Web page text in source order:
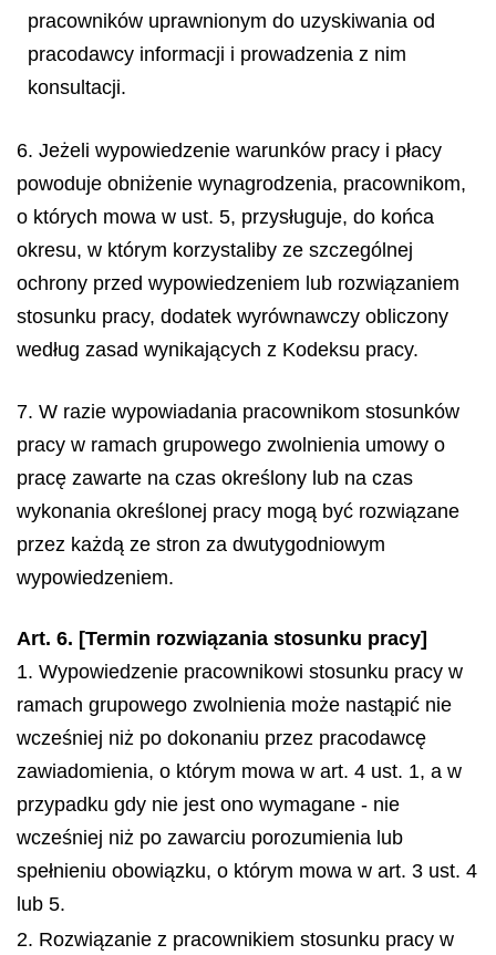
pracowników uprawnionym do uzyskiwania od
pracodawcy informacji i prowadzenia z nim
konsultacji.
6. Jeżeli wypowiedzenie warunków pracy i płacy
powoduje obniżenie wynagrodzenia, pracownikom,
o których mowa w ust. 5, przysługuje, do końca
okresu, w którym korzystaliby ze szczególnej
ochrony przed wypowiedzeniem lub rozwiązaniem
stosunku pracy, dodatek wyrównawczy obliczony
według zasad wynikających z Kodeksu pracy.
7. W razie wypowiadania pracownikom stosunków
pracy w ramach grupowego zwolnienia umowy o
pracę zawarte na czas określony lub na czas
wykonania określonej pracy mogą być rozwiązane
przez każdą ze stron za dwutygodniowym
wypowiedzeniem.
Art. 6. [Termin rozwiązania stosunku pracy]
1. Wypowiedzenie pracownikowi stosunku pracy w
ramach grupowego zwolnienia może nastąpić nie
wcześniej niż po dokonaniu przez pracodawcę
zawiadomienia, o którym mowa w art. 4 ust. 1, a w
przypadku gdy nie jest ono wymagane - nie
wcześniej niż po zawarciu porozumienia lub
spełnieniu obowiązku, o którym mowa w art. 3 ust. 4
lub 5.
2. Rozwiązanie z pracownikiem stosunku pracy w